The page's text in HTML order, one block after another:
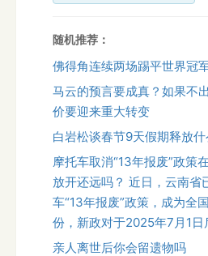
随机推荐：
佛得角连续两场踢平世界冠
马云的预言要成真？如果不
价要迎来重大转变
白岩松谈春节9天假期释放
摩托车取消“13年报废”政策
放开还远吗？ 近日，云南省
车“13年报废”政策，成为全
份，新政对于2025年7月1日
亲人离世后你会留遗物吗